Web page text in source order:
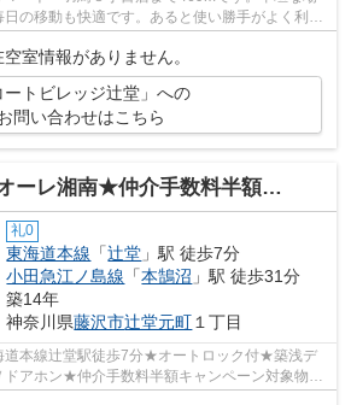
の移動も快適です。あると使い勝手がよく利便
室情報がありません。
ートビレッジ辻堂」への
問い合わせはこちら
湘南★仲介手数料半額キャンペーン対象物件★
礼0
東海道本線 「辻堂 」駅 徒歩7分
小田急江ノ島線 「本鵠沼 」駅 徒歩31分
築14年
神奈川県藤沢市辻堂元町 １丁目
本線辻堂駅徒歩7分★オートロック付★築浅デ
アホン★仲介手数料半額キャンペーン対象物件